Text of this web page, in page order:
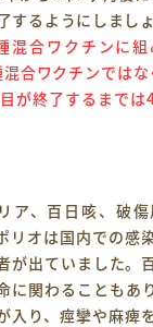
るようにしましょ
混合ワクチンに
合ワクチンでは
が終了するまでは
ア、百日咳、破
リオは国内での感
が出ていました。
に関わることもあ
入り、痙攣や麻痺